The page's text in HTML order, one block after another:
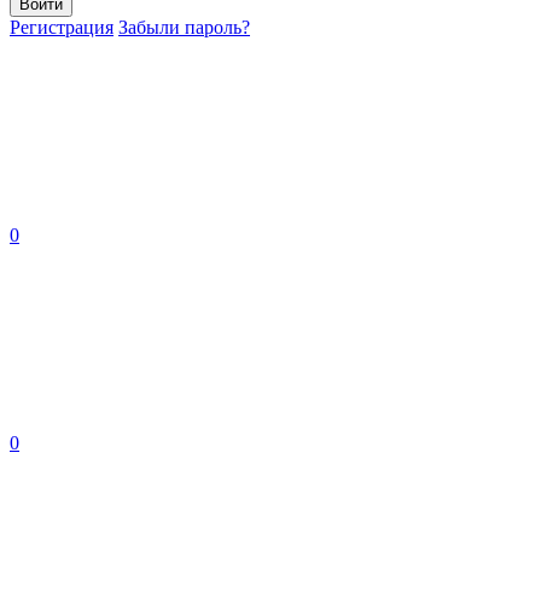
Войти
Регистрация Забыли пароль?
0
0